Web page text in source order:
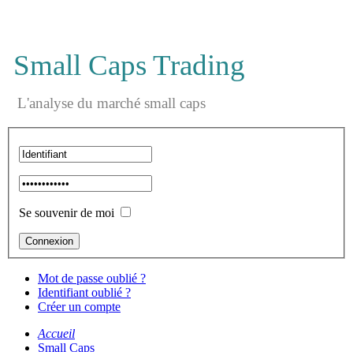
Small Caps Trading
L'analyse du marché small caps
Se souvenir de moi
Mot de passe oublié ?
Identifiant oublié ?
Créer un compte
Accueil
Small Caps